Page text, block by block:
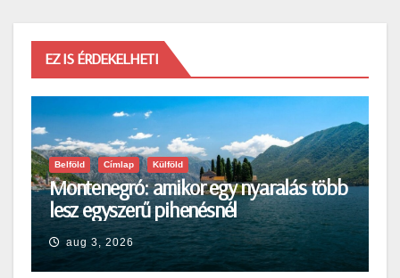
EZ IS ÉRDEKELHETI
Belföld Címlap Külföld
Montenegró: amikor egy nyaralás több
lesz egyszerű pihenésnél
aug 3, 2026